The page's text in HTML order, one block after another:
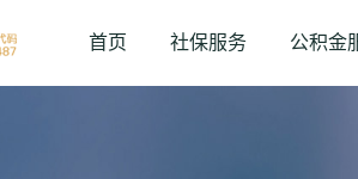
首页 社保服务 公积金